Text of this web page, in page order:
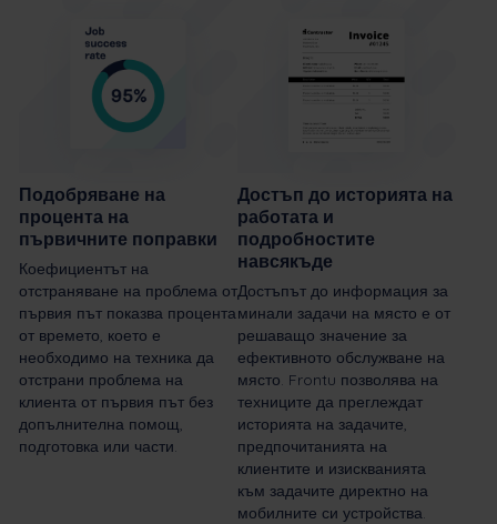
Подобряване на
процента на
първичните поправки
Коефициентът на
отстраняване на проблема от
първия път показва процента
от времето, което е
необходимо на техника да
отстрани проблема на
клиента от първия път без
допълнителна помощ,
подготовка или части.
Достъп до историята на
работата и
подробностите
навсякъде
Достъпът до информация за
минали задачи на място е от
решаващо значение за
ефективното обслужване на
място. Frontu позволява на
техниците да преглеждат
историята на задачите,
предпочитанията на
клиентите и изискванията
към задачите директно на
мобилните си устройства.